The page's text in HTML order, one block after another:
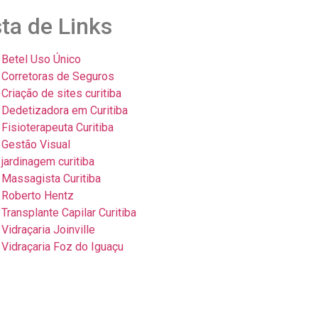
de Links
Betel Uso Único
Corretoras de Seguros
Criação de sites curitiba
Dedetizadora em Curitiba
Fisioterapeuta Curitiba
Gestão Visual
jardinagem curitiba
Massagista Curitiba
Roberto Hentz
Transplante Capilar Curitiba
Vidraçaria Joinville
Vidraçaria Foz do Iguaçu